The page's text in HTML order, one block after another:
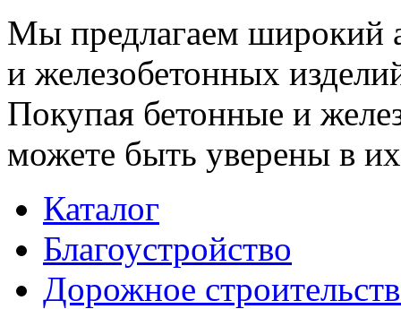
Мы предлагаем широкий
и железобетонных
Покупая бетонные и
можете быть уверены в их
Каталог
Благоустройство
Дорожное